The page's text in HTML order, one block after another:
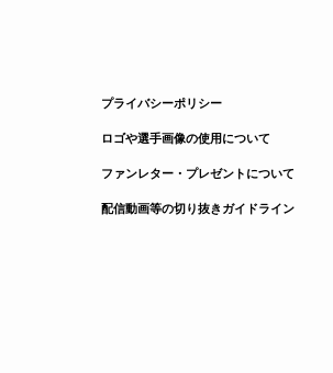
プライバシーポリシー
ロゴや選手画像の使用について
ファンレター・プレゼントについて
配信動画等の切り抜きガイドライン